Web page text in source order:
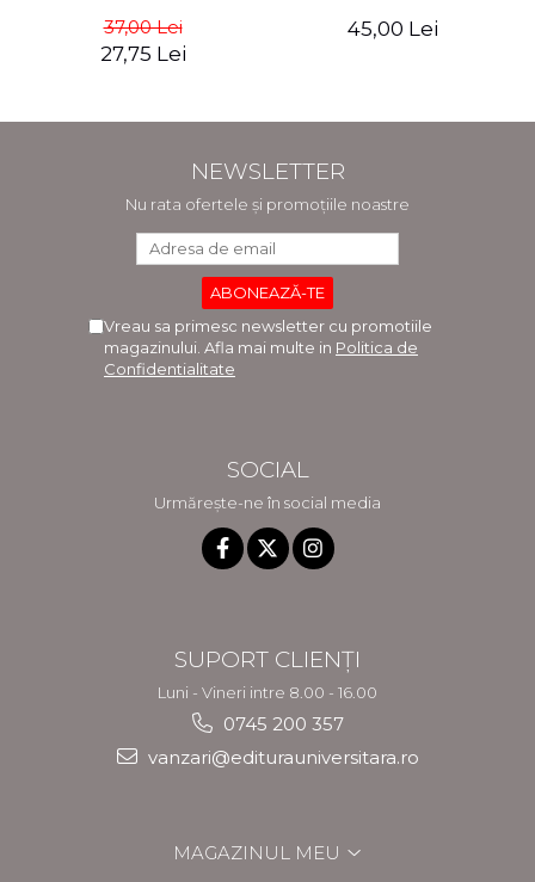
37,00 Lei
27,75 Lei
45,00 Lei
NEWSLETTER
Nu rata ofertele și promoțiile noastre
Vreau sa primesc newsletter cu promotiile
magazinului. Afla mai multe in Politica de
Confidentialitate
SOCIAL
Urmărește-ne în social media
SUPORT CLIENȚI
Luni - Vineri intre 8.00 - 16.00
0745 200 357
vanzari@editurauniversitara.ro
MAGAZINUL MEU